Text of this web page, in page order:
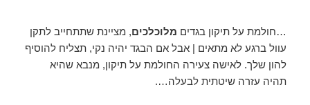
…חולמת על תיקון בגדים מלוכלכים, מציינת שתתחייב לתקן
עוול ברגע לא מתאים | אבל אם הבגד יהיה נקי, תצליח להוסיף
להון שלך. לאישה צעירה החולמת על תיקון, מנבא שהיא
תהיה עזרה שיטתית לבעלה….